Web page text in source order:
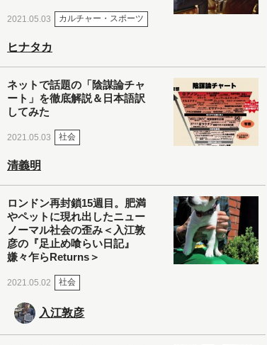
2021.05.03 カルチャー・スポーツ
ヒナタカ
ネットで話題の「陰謀論チャ
ート」を徹底解説＆日本語訳
してみた
2021.05.03 社会
清義明
ロンドン再封鎖15週目。肥満
やペットに現れ出したニュー
ノーマル社会の歪み＜入江敦
彦の『足止め喰らい日記』
嫌々乍らReturns＞
2021.05.02 社会
入江敦彦